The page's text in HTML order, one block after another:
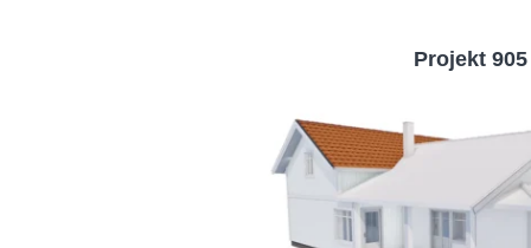
Projekt 905